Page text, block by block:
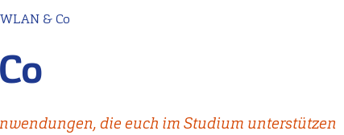
& Co
die euch im Studium unterstützen